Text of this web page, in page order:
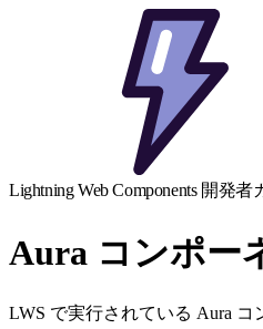
Lightning Web Components 開発者
Aura コンポー
LWS で実行されている Aura コ